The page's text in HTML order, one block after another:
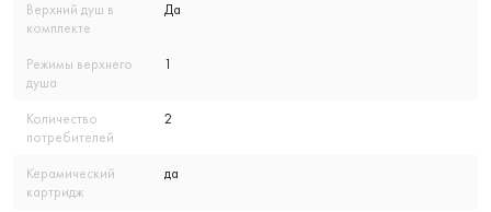
Верхний душ в
комплекте
Да
Режимы верхнего
душа
1
Количество
потребителей
2
Керамический
картридж
да